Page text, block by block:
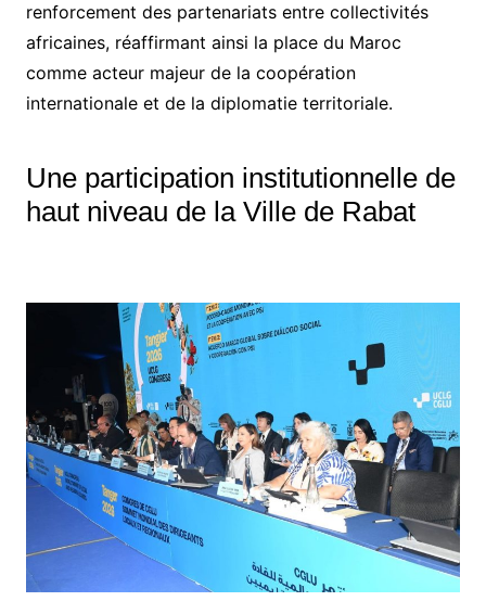
renforcement des partenariats entre collectivités
africaines, réaffirmant ainsi la place du Maroc
comme acteur majeur de la coopération
internationale et de la diplomatie territoriale.
Une participation institutionnelle de
haut niveau de la Ville de Rabat